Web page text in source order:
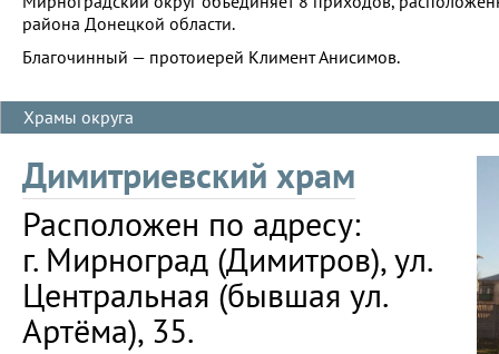
района Донецкой области.
Благочинный — протоиерей Климент Анисимов.
Храмы округа
Димитриевский храм
Расположен по адресу:
г. Мирноград (Димитров), ул.
Центральная (бывшая ул.
Артёма), 35.